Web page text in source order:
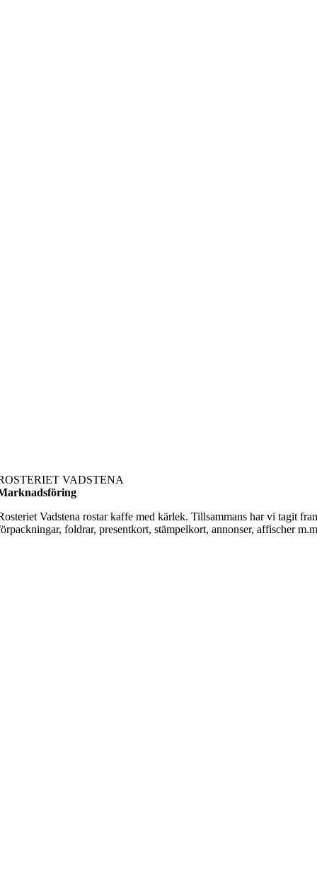
VADSTENA
Vadstena rostar kaffe med kärlek. Tillsammans har vi tagit
foldrar, presentkort, stämpelkort, annonser, affischer